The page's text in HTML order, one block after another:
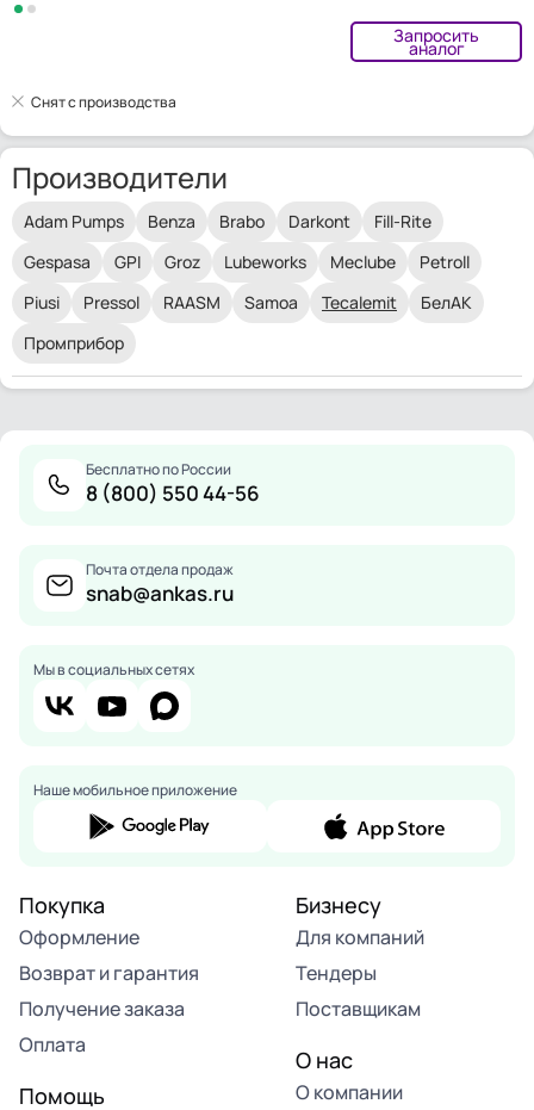
Запросить
аналог
Снят с производства
Производители
Adam Pumps Benza Brabo Darkont
Fill-Rite
Gespasa
GPI Groz Lubeworks Meclube
Petroll
Piusi
Pressol RAASM Samoa Tecalemit
БелАК
Промприбор
Бесплатно по России
8 (800) 550 44-56
Почта отдела продаж
snab@ankas.ru
Мы в социальных сетях
Наше мобильное приложение
Покупка
Оформление
Возврат и гарантия
Получение заказа
Оплата
Помощь
Бизнесу
Для компаний
Тендеры
Поставщикам
О нас
О компании